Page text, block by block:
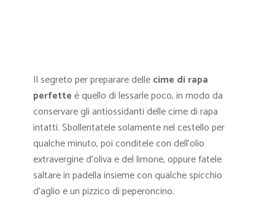
Il segreto per preparare dellecime di rapa
perfetteè quello di lessarle poco, in modo da
conservare gli antiossidanti delle cime di rapa
intatti. Sbollentatele solamente nel cestello per
qualche minuto, poi conditele con dell’olio
extravergine d’oliva e del limone, oppure fatele
saltare in padella insieme con qualche spicchio
d’aglio e un pizzico di peperoncino.